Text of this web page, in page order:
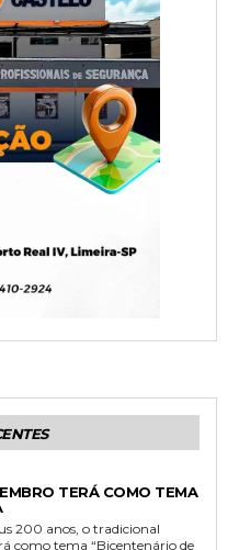
TERÁ COMO TEMA
200 anos, o tradicional
como tema “Bicentenário de